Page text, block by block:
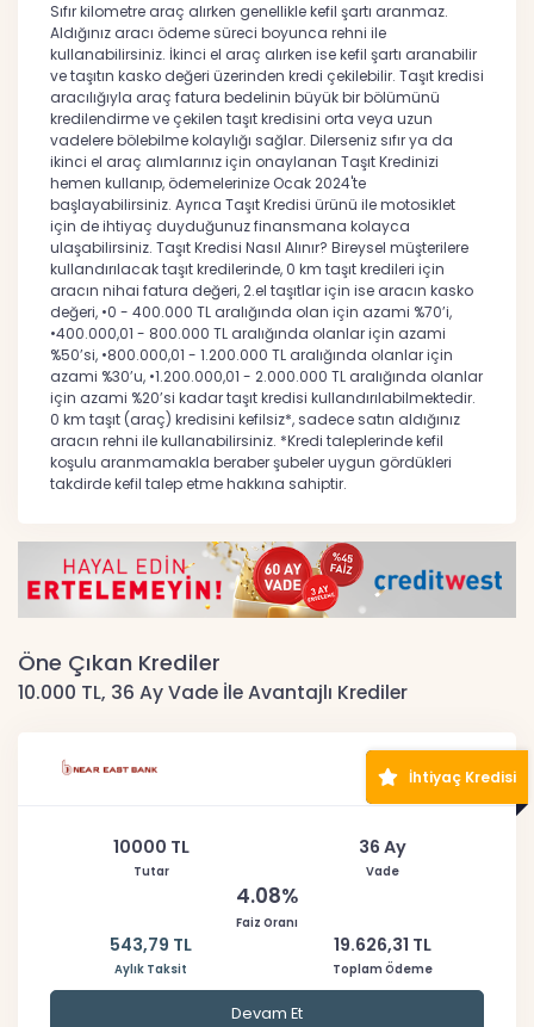
Sıfır kilometre araç alırken genellikle kefil şartı aranmaz.
Aldığınız aracı ödeme süreci boyunca rehni ile
kullanabilirsiniz. İkinci el araç alırken ise kefil şartı aranabilir
ve taşıtın kasko değeri üzerinden kredi çekilebilir. Taşıt kredisi
aracılığıyla araç fatura bedelinin büyük bir bölümünü
kredilendirme ve çekilen taşıt kredisini orta veya uzun
vadelere bölebilme kolaylığı sağlar. Dilerseniz sıfır ya da
ikinci el araç alımlarınız için onaylanan Taşıt Kredinizi
hemen kullanıp, ödemelerinize Ocak 2024'te
başlayabilirsiniz. Ayrıca Taşıt Kredisi ürünü ile motosiklet
için de ihtiyaç duyduğunuz finansmana kolayca
ulaşabilirsiniz. Taşıt Kredisi Nasıl Alınır? Bireysel müşterilere
kullandırılacak taşıt kredilerinde, 0 km taşıt kredileri için
aracın nihai fatura değeri, 2.el taşıtlar için ise aracın kasko
değeri, •0 - 400.000 TL aralığında olan için azami %70’i,
•400.000,01 - 800.000 TL aralığında olanlar için azami
%50’si, •800.000,01 - 1.200.000 TL aralığında olanlar için
azami %30’u, •1.200.000,01 - 2.000.000 TL aralığında olanlar
için azami %20’si kadar taşıt kredisi kullandırılabilmektedir.
0 km taşıt (araç) kredisini kefilsiz*, sadece satın aldığınız
aracın rehni ile kullanabilirsiniz. *Kredi taleplerinde kefil
koşulu aranmamakla beraber şubeler uygun gördükleri
takdirde kefil talep etme hakkına sahiptir.
Öne Çıkan Krediler
10.000 TL, 36 Ay Vade İle Avantajlı Krediler
İhtiyaç Kredisi
10000 TL
Tutar
36 Ay
Vade
4.08%
Faiz Oranı
543,79 TL
Aylık Taksit
19.626,31 TL
Toplam Ödeme
Devam Et